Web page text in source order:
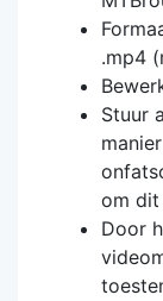
.mp4
Stuur
om dit
Door